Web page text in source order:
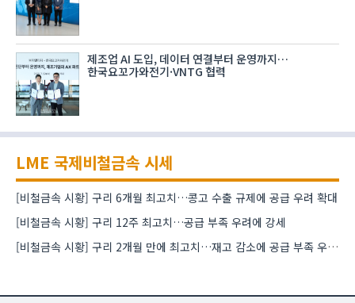
제조업 AI 도입, 데이터 연결부터 운영까지…
한국요꼬가와전기·VNTG 협력
LME 국제비철금속 시세
[비철금속 시황] 구리 6개월 최고치…콩고 수출 규제에 공급 우려 확대
[비철금속 시황] 구리 12주 최고치…공급 부족 우려에 강세
[비철금속 시황] 구리 2개월 만에 최고치…재고 감소에 공급 부족 우려 확대